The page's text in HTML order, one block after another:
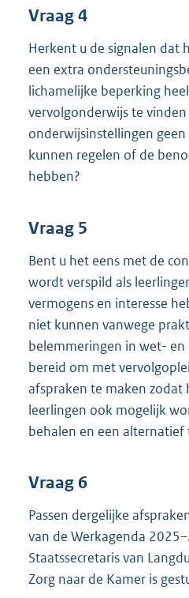
Vraag 4
Herkent u de signalen dat
een extra
lichamelijke beperking
vervolgonderwijs te
onderwijsinstellingen
kunnen regelen of de
hebben?
Vraag 5
Bent u het eens met de
wordt verspild als
vermogens en interesse
niet kunnen vanwege
belemmeringen in wet- en
bereid om met
afspraken te maken zodat
leerlingen ook mogelijk
behalen en een alternatief
Vraag 6
Passen dergelijke
van de Werkagenda
Staatssecretaris van
Zorg naar de Kamer is